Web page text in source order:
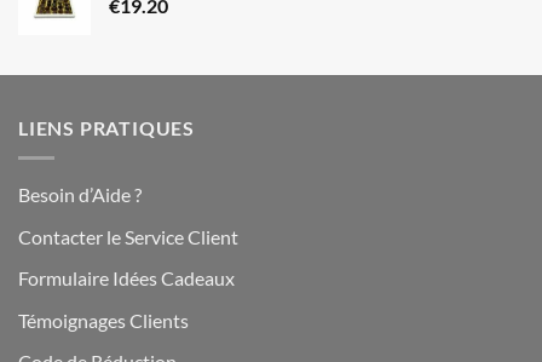
€19.20
LIENS PRATIQUES
Besoin d’Aide ?
Contacter le Service Client
Formulaire Idées Cadeaux
Témoignages Clients